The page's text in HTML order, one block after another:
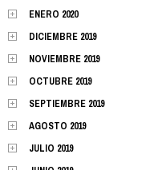
ENERO 2020
DICIEMBRE 2019
NOVIEMBRE 2019
OCTUBRE 2019
SEPTIEMBRE 2019
AGOSTO 2019
JULIO 2019